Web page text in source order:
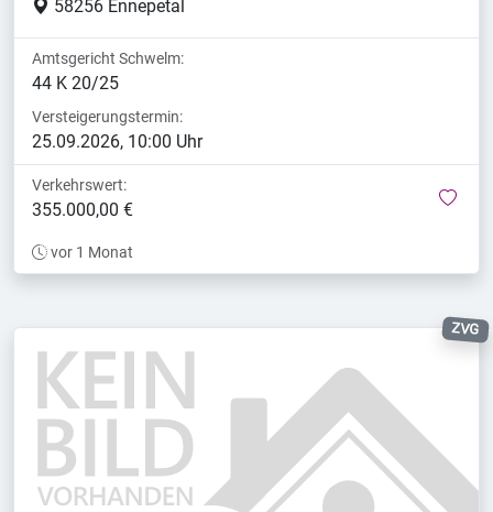
58256 Ennepetal
Amtsgericht Schwelm:
44 K 20/25
Versteigerungstermin:
25.09.2026, 10:00 Uhr
Verkehrswert:
355.000,00 €
vor 1 Monat
ZVG